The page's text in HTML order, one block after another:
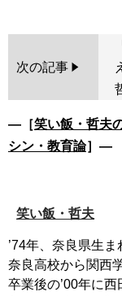
次の記事
―［笑い飯・哲夫
シン・教育論］―
笑い飯・哲夫
’74年、奈良県生
奈良高校から関西
卒業後の’00年に